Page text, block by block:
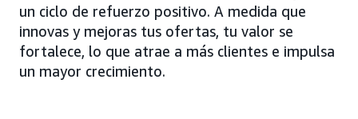
un ciclo de refuerzo positivo. A medida que
innovas y mejoras tus ofertas, tu valor se
fortalece, lo que atrae a más clientes e impulsa
un mayor crecimiento.